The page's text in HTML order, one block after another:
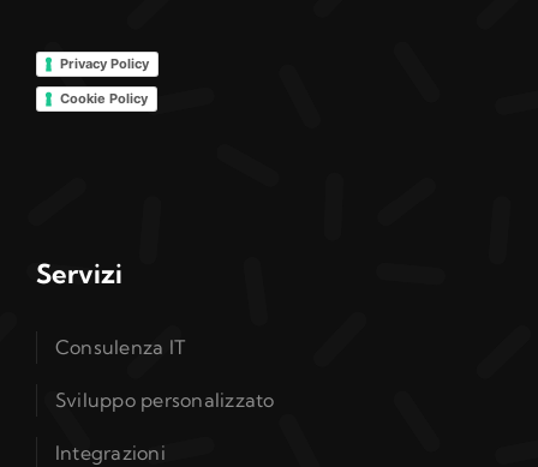
Privacy Policy
Cookie Policy
Servizi
Consulenza IT
Sviluppo personalizzato
Integrazioni